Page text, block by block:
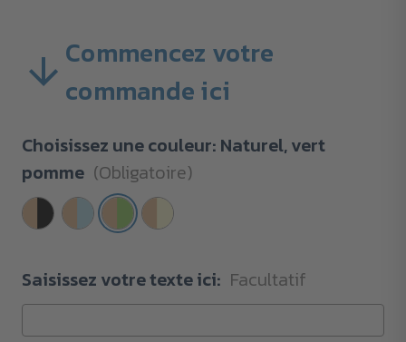
Commencez votre
commande ici
Choisissez une couleur: Naturel, vert
pomme (Obligatoire)
Saisissez votre texte ici: Facultatif